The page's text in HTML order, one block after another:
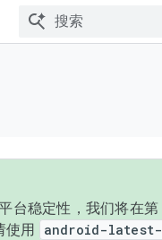
台稳定性，我们将在第
使用
android-latest-